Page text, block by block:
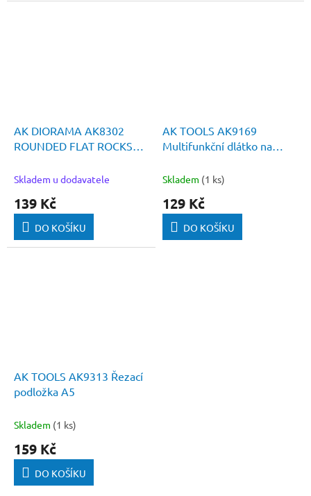
AK DIORAMA AK8302
ROUNDED FLAT ROCKS
Skladem u dodavatele
139 Kč
DO KOŠÍKU
AK TOOLS AK9169
Multifunkční dlátko na
Skladem (1 ks)
129 Kč
DO KOŠÍKU
AK TOOLS AK9313 Řezací
podložka A5
Skladem (1 ks)
159 Kč
DO KOŠÍKU